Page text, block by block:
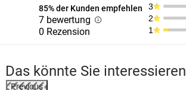
85% der Kunden empfehlen
7 bewertung
0 Rezension
3
2
1
Das könnte Sie interessieren
Previous